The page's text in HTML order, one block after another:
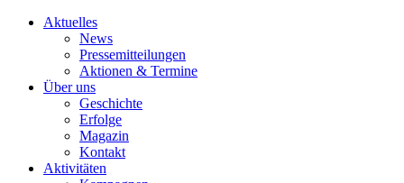
Aktuelles
News
Pressemitteilungen
Aktionen & Termine
Über uns
Geschichte
Erfolge
Magazin
Kontakt
Aktivitäten